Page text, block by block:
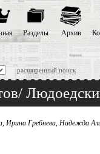
расширенный поиск
Разделы Архив
Гребнева, Надежда